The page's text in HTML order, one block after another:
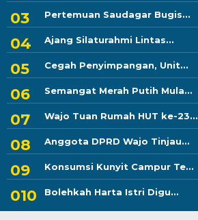
Pertemuan Saudagar Bugis...
Ajang Silaturahmi Lintas...
Cegah Penyimpangan, Unit...
Semangat Merah Putih Mula...
Wajo Tuan Rumah HUT ke-23...
Anggota DPRD Wajo Tinjau...
Konsumsi Kunyit Campur Te...
Bolehkah Harta Istri Digu...